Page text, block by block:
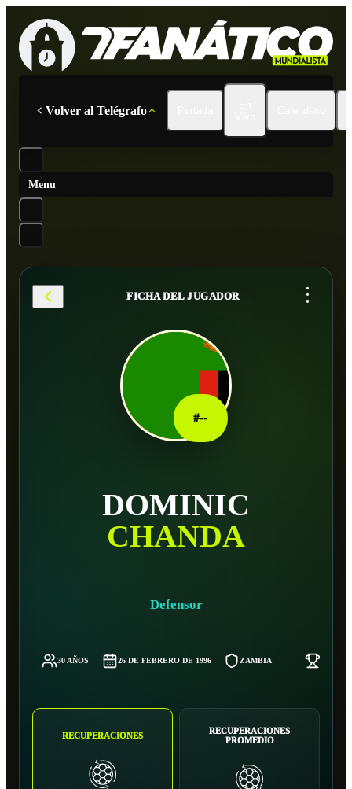
Volver al Telégrafo
Menu
FICHA DEL JUGADOR ...
#--
DOMINIC
CHANDA
Defensor
30 AÑOS 26 DE FEBRERO DE 1996 ZAMBIA
RECUPERACIONES
RECUPERACIONES
PROMEDIO